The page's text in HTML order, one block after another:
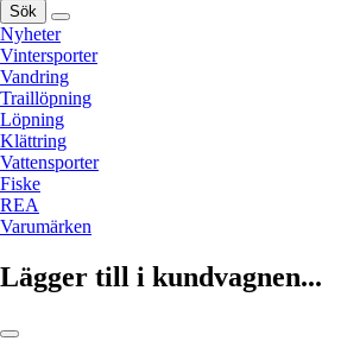
Sök
Nyheter
Vintersporter
Vandring
Traillöpning
Löpning
Klättring
Vattensporter
Fiske
REA
Varumärken
Lägger till i kundvagnen...